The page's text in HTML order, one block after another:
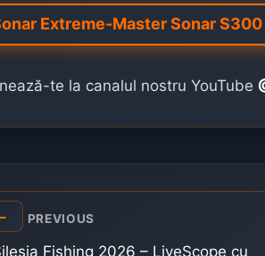
Extreme-Master Sonar S300
te la canalul nostru YouTube
PREVIOUS
Fishing 2026 – LiveScope cu